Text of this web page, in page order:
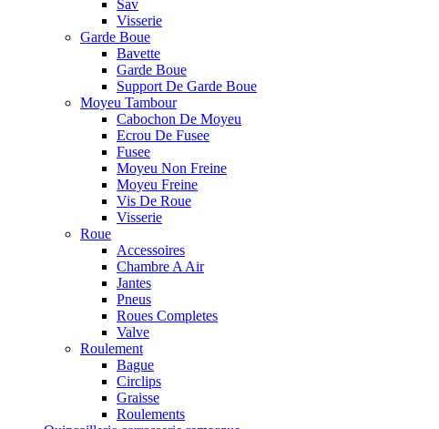
Sav
Visserie
Garde Boue
Bavette
Garde Boue
Support De Garde Boue
Moyeu Tambour
Cabochon De Moyeu
Ecrou De Fusee
Fusee
Moyeu Non Freine
Moyeu Freine
Vis De Roue
Visserie
Roue
Accessoires
Chambre A Air
Jantes
Pneus
Roues Completes
Valve
Roulement
Bague
Circlips
Graisse
Roulements